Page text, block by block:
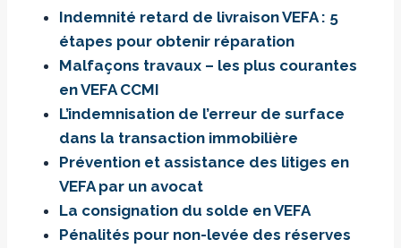
Indemnité retard de livraison VEFA : 5
étapes pour obtenir réparation
Malfaçons travaux – les plus courantes
en VEFA CCMI
L’indemnisation de l’erreur de surface
dans la transaction immobilière
Prévention et assistance des litiges en
VEFA par un avocat
La consignation du solde en VEFA
Pénalités pour non-levée des réserves